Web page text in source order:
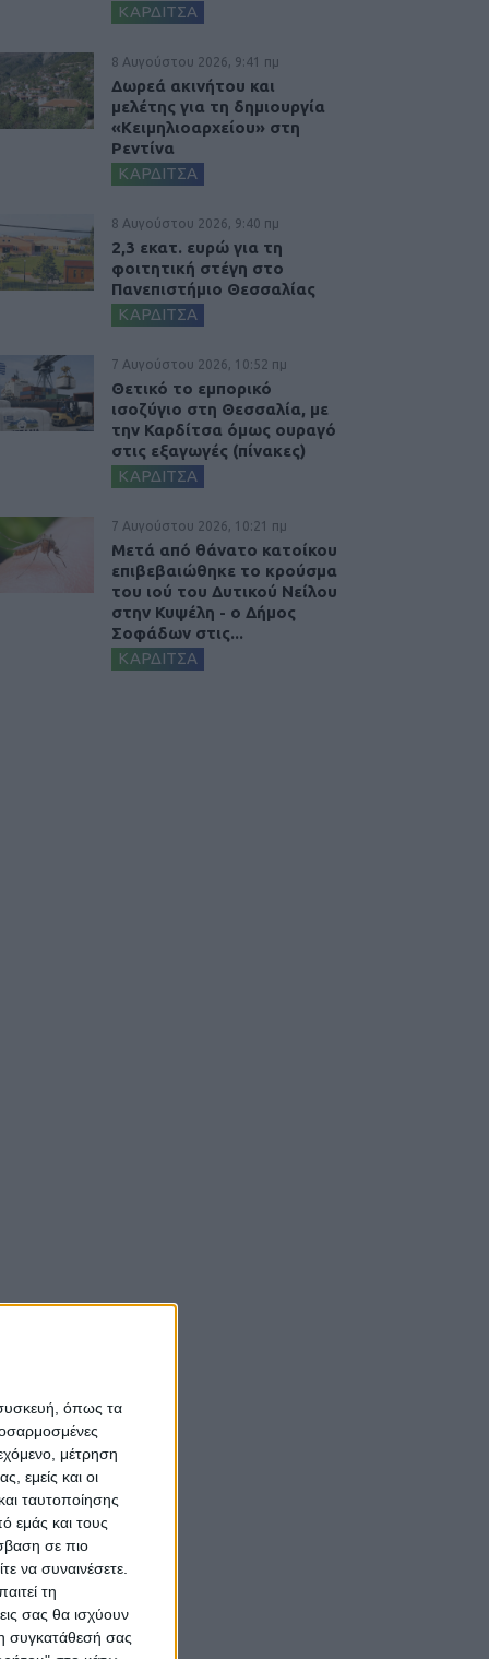
όπως τα
μέτρηση
εμείς και οι
ταυτοποίησης
εμάς και τους
σε πιο
να συναινέσετε.
τη
σας θα ισχύουν
συγκατάθεσή σας
ΚΑΡΔΙΤΣΑ
8 Αυγούστου 2026, 9:41 πμ
Δωρεά ακινήτου και
μελέτης για τη δημιουργία
«Κειμηλιοαρχείου» στη
Ρεντίνα
ΚΑΡΔΙΤΣΑ
8 Αυγούστου 2026, 9:40 πμ
2,3 εκατ. ευρώ για τη
φοιτητική στέγη στο
Πανεπιστήμιο Θεσσαλίας
ΚΑΡΔΙΤΣΑ
7 Αυγούστου 2026, 10:52 πμ
Θετικό το εμπορικό
ισοζύγιο στη Θεσσαλία, με
την Καρδίτσα όμως ουραγό
στις εξαγωγές (πίνακες)
ΚΑΡΔΙΤΣΑ
7 Αυγούστου 2026, 10:21 πμ
Μετά από θάνατο κατοίκου
επιβεβαιώθηκε το κρούσμα
του ιού του Δυτικού Νείλου
στην Κυψέλη - ο Δήμος
Σοφάδων στις...
ΚΑΡΔΙΤΣΑ